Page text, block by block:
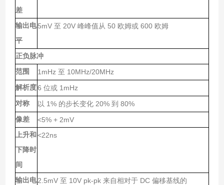
差
输出电
平
5mV 至 20V 峰峰值从 50 欧姆或600 欧姆
正负脉冲
范围 1mHz 至 10MHz/20MHz
解析度6 位或1mHz
对称 以 1% 的步长变化20% 到 80%
像差 <5% + 2mV
上升和
下降时
间
<22ns
输出电 2.5mV 至 10V pk-pk 来自相对于DC 偏移基线的